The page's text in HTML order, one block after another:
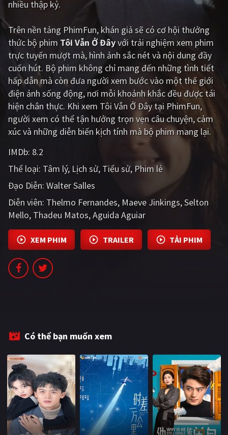
Bí ẩn Lịch sử
Viễn Tây Tiểu sử
GameShow DramaTV
QUỐC GIA
Âu - Mỹ Trung Quốc - Hồng Kông
Hàn Quốc Nhật Bản
Ấn Độ Việt Nam
Tổng hợp
CẬP NHẬT
PHIM MỚI
PHIM BỘ
PHIM LẺ
BLOG
nhiều thập kỷ.
Trên nền tảng PhimFun, khán giả sẽ có cơ hội thưởng
thức bộ phim Tôi Vẫn Ở Đâyvới trải nghiệm xem phim
trực tuyến mượt mà, hình ảnh sắc nét và nội dung đầy
cuốn hút. Bộ phim không chỉ mang đến những tình tiết
hấp dẫn mà còn đưa người xem bước vào một thế giới
điện ảnh sống động, nơi mỗi khoảnh khắc đều được tái
hiện chân thực. Khi xem Tôi Vẫn Ở Đây tại PhimFun,
người xem có thể tận hưởng trọn vẹn câu chuyện, cảm
xúc và những diễn biến kịch tính mà bộ phim mang lại.
IMDb: 8.2
Thể loại: Tâm lý Lịch sử Tiểu sử Phim lẻ
Đạo Diễn: Walter Salles
Diễn viên: Thelmo Fernandes Maeve Jinkings Selton
Mello Thadeu Matos Aguida Aguiar
XEM PHIM TRAILER TẢI PHIM
Có thể bạn muốn xem